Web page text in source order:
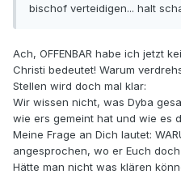
bischof verteidigen... halt
Ach, OFFENBAR habe ich jetzt
Christi bedeutet! Warum
Stellen wird doch mal klar:
Wir wissen nicht, was Dyba
wie ers gemeint hat und wie es
Meine Frage an Dich lautet:
angesprochen, wo er Euch
Hätte man nicht was klären